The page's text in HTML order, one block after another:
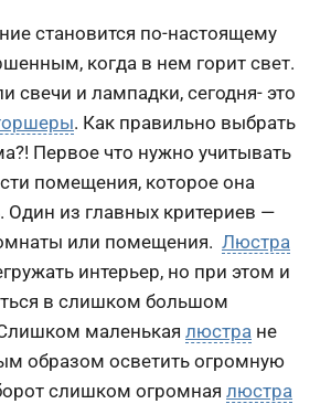
становится по-настоящему
когда в нем горит свет.
свечи и лампадки, сегодня- это
. Как правильно выбрать
Первое что нужно учитывать
помещения, которое она
Один из главных критериев —
или помещения. Люстра
интерьер, но при этом и
в слишком большом
маленькая люстра не
образом осветить огромную
слишком огромная люстра